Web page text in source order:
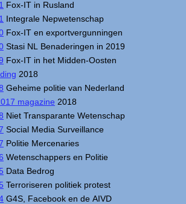
Fox-IT in Rusland
Integrale Nepwetenschap
Fox-IT en exportvergunningen
Stasi NL Benaderingen in 2019
Fox-IT in het Midden-Oosten
2018
Geheime politie van Nederland
magazine 2018
Niet Transparante Wetenschap
Social Media Surveillance
Politie Mercenaries
Wetenschappers en Politie
Data Bedrog
Terroriseren politiek protest
G4S, Facebook en de AIVD